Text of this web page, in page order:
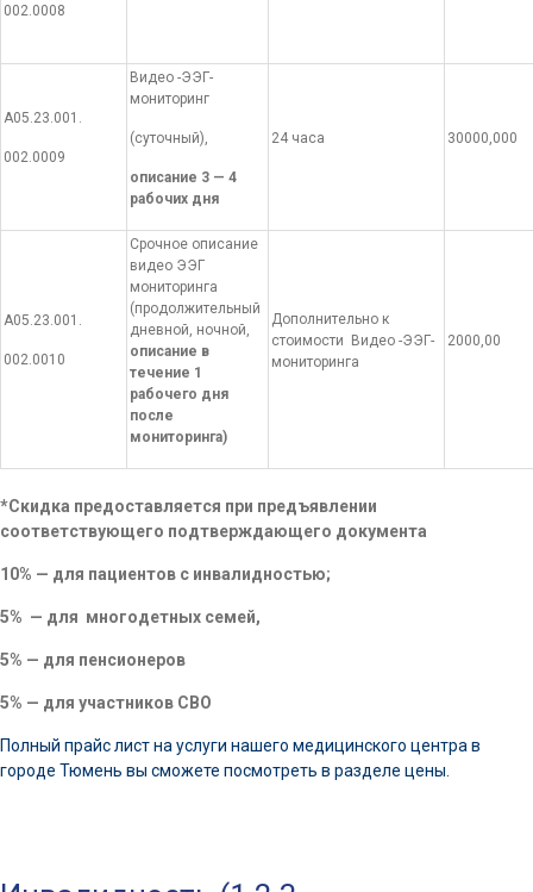
002.0008
А05.23.001.
002.0009
Видео -ЭЭГ-
мониторинг
(суточный),
описание 3 — 4
рабочих дня
24 часа 30000,000
А05.23.001.
002.0010
Срочное описание
видео ЭЭГ
мониторинга
(продолжительный
дневной, ночной,
описание в
течение 1
рабочего дня
после
мониторинга)
Дополнительно к
стоимости Видео -ЭЭГ-
мониторинга
2000,00
*Скидка предоставляется при предъявлении
соответствующего подтверждающего документа
10% — для пациентов с инвалидностью;
5% — для многодетных семей,
5% — для пенсионеров
5% — для участников СВО
Полный прайс лист на услуги нашего медицинского центра в
городе Тюмень вы сможете посмотреть в разделе цены.